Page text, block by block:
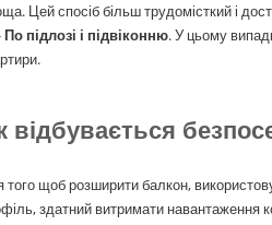
Цей спосіб більш трудомісткий і
По підлозі і підвіконню. У цьому
відбувається
того щоб розширити балкон,
здатний витримати навантаження